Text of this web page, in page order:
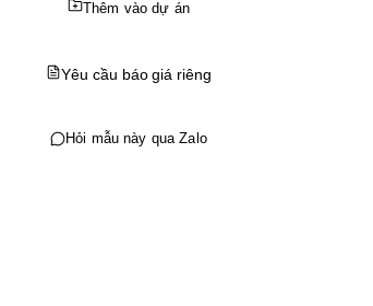
Thêm vào dự án
Yêu cầu báo giá riêng
Hỏi mẫu này qua Zalo